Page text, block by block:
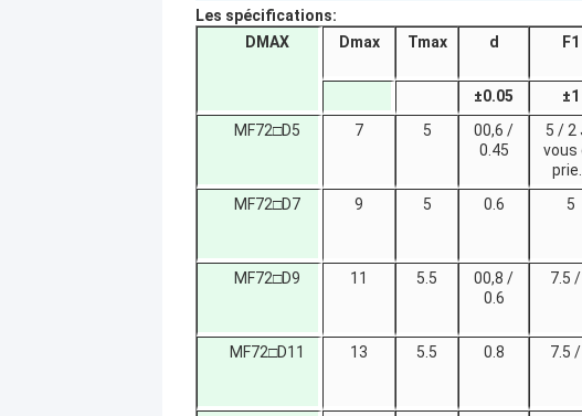
Les spécifications:
DMAX
Dmax Tmax d F1
±0.05 ±1
MF72□D5
7 5
00,6 /
0.45
5 / 2
vous
MF72□D7
9 5 0.6 5
MF72□D9
11 5.5
00,8 /
0.6
7.5
MF72□D11
13 5.5 0.8 7.5